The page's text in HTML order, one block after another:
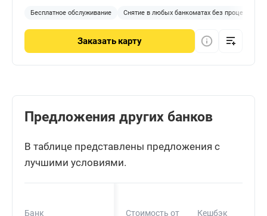
Бесплатное обслуживание Снятие в любых банкоматах без процентов
Заказать карту
Предложения других банков
В таблице представлены предложения с
лучшими условиями.
Банк Стоимость от Кешбэк